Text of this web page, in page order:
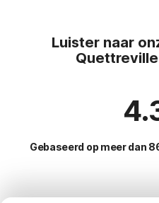
Luister naar
Gebaseerd op meer dan